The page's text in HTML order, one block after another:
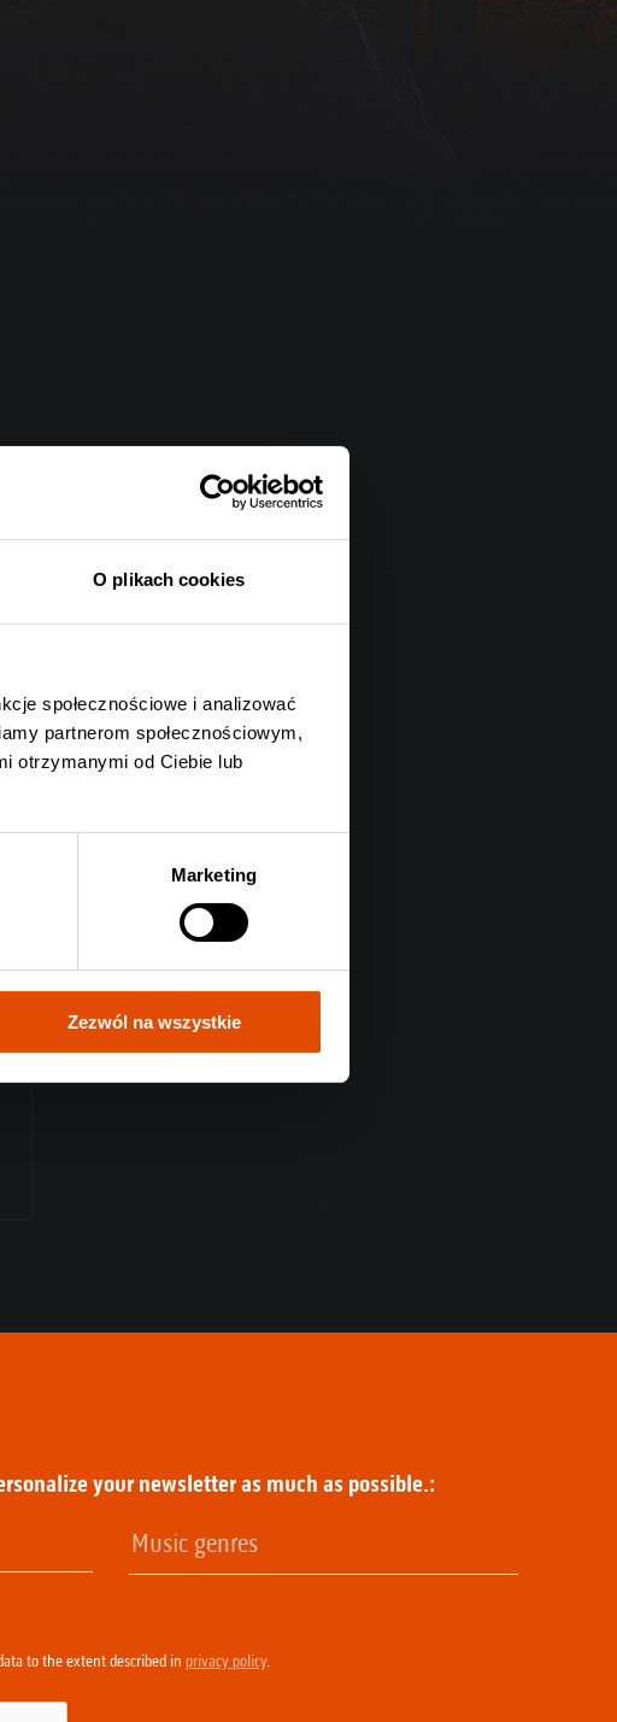
O plikach cookies
społecznościowe i analizować
partnerom społecznościowym,
otrzymanymi od Ciebie lub
Marketing
Zezwól na wszystkie
your newsletter as much as possible.:
to the extent described inprivacy policy.